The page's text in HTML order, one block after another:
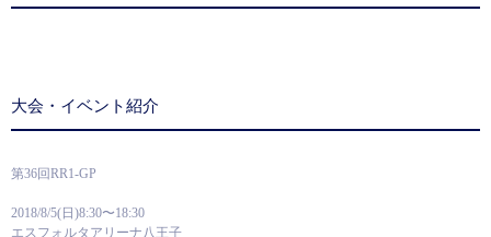
大会・イベント紹介
第36回RR1-GP
2018/8/5(日)8:30〜18:30
エスフォルタアリーナ八王子